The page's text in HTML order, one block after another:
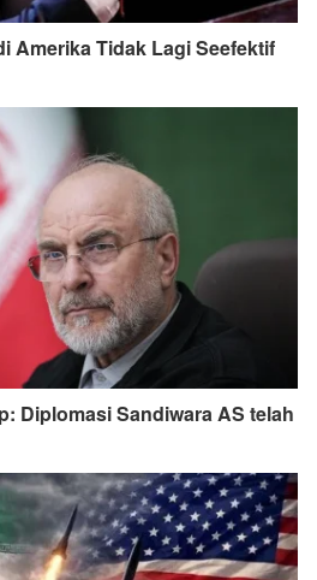
Amerika Tidak Lagi Seefektif
Diplomasi Sandiwara AS telah